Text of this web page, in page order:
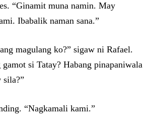
“Ginamit muna namin. May
Ibabalik naman sana.”
magulang ko?” sigaw ni Rafael.
gamot si Tatay? Habang pinapaniwala
sila?”
“Nagkamali kami.”